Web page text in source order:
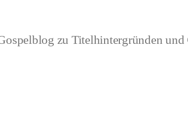
zu Titelhintergründen